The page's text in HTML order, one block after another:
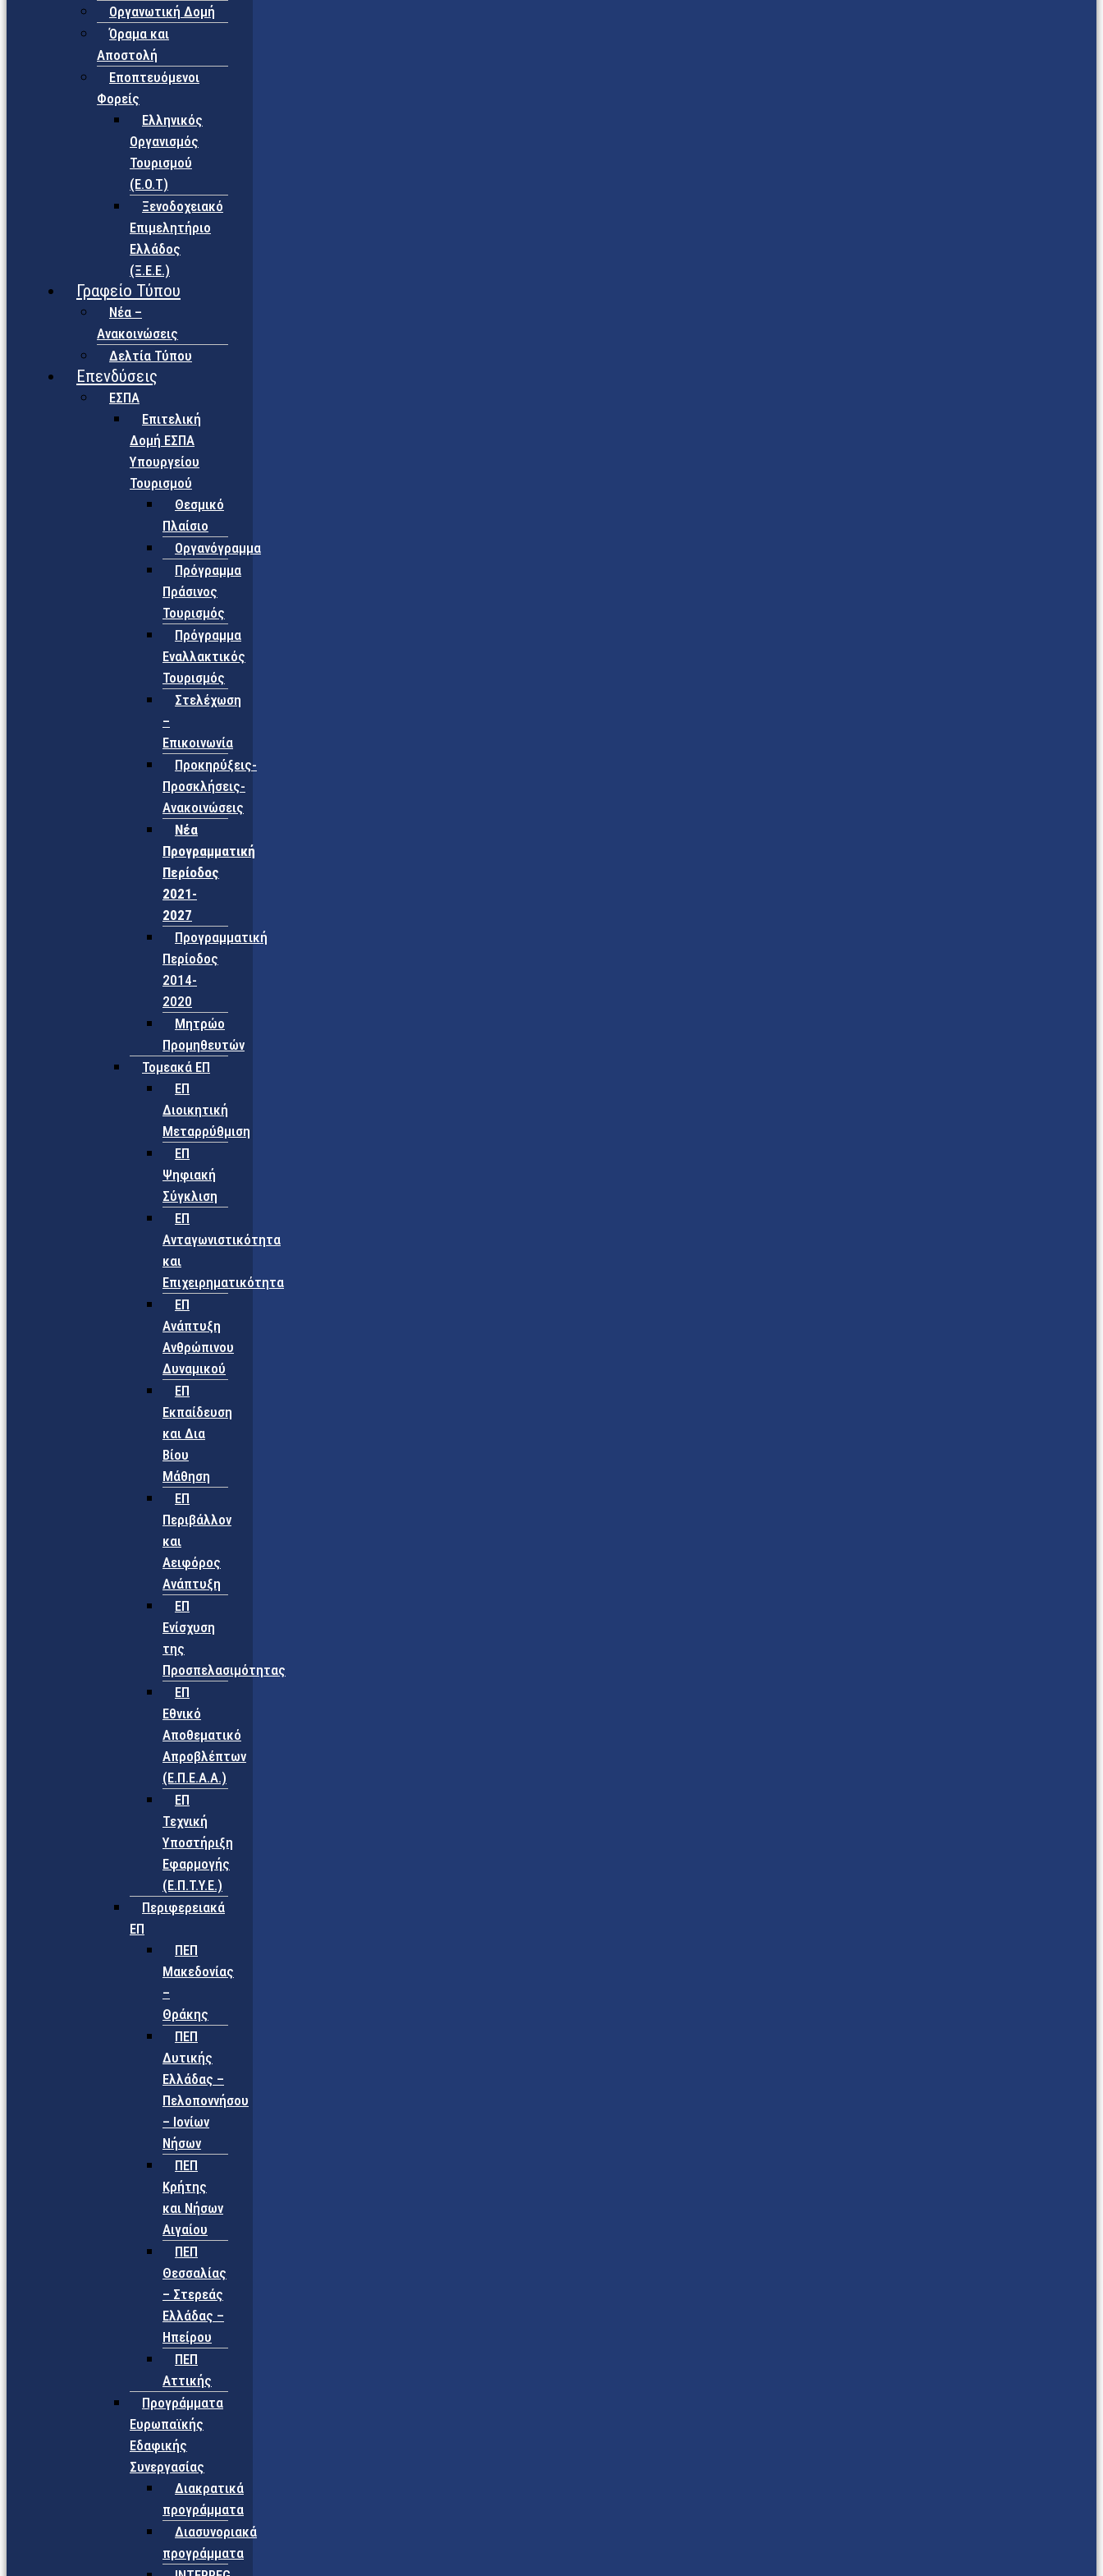
Οργανωτική Δομή
Όραμα και
Αποστολή
Εποπτευόμενοι
Φορείς
Eλληνικός
Οργανισμός
Τουρισμού
(Ε.Ο.Τ)
Ξενοδοχειακό
Επιμελητήριο
Ελλάδος
(Ξ.Ε.Ε.)
Γραφείο Τύπου
Νέα –
Ανακοινώσεις
Δελτία Τύπου
Επενδύσεις
ΕΣΠΑ
Επιτελική
Δομή ΕΣΠΑ
Υπουργείου
Τουρισμού
Θεσμικό
Πλαίσιο
Οργανόγραμμα
Πρόγραμμα
Πράσινος
Τουρισμός
Πρόγραμμα
Εναλλακτικός
Τουρισμός
Στελέχωση
–
Επικοινωνία
Προκηρύξεις-
Προσκλήσεις-
Ανακοινώσεις
Νέα
Προγραμματική
Περίοδος
2021-
2027
Προγραμματική
Περίοδος
2014-
2020
Μητρώο
Προμηθευτών
Τομεακά ΕΠ
ΕΠ
Διοικητική
Μεταρρύθμιση
ΕΠ
Ψηφιακή
Σύγκλιση
ΕΠ
Ανταγωνιστικότητα
και
Επιχειρηματικότητα
ΕΠ
Ανάπτυξη
Ανθρώπινου
Δυναμικού
ΕΠ
Εκπαίδευση
και Δια
Βίου
Μάθηση
ΕΠ
Περιβάλλον
και
Αειφόρος
Ανάπτυξη
ΕΠ
Ενίσχυση
της
Προσπελασιμότητας
ΕΠ
Εθνικό
Αποθεματικό
Απροβλέπτων
(Ε.Π.Ε.Α.Α.)
ΕΠ
Τεχνική
Υποστήριξη
Εφαρμογής
(Ε.Π.Τ.Υ.Ε.)
Περιφερειακά
ΕΠ
ΠΕΠ
Μακεδονίας
–
Θράκης
ΠΕΠ
Δυτικής
Ελλάδας –
Πελοποννήσου
– Ιονίων
Νήσων
ΠΕΠ
Κρήτης
και Νήσων
Αιγαίου
ΠΕΠ
Θεσσαλίας
– Στερεάς
Ελλάδας –
Ηπείρου
ΠΕΠ
Αττικής
Προγράμματα
Ευρωπαϊκής
Εδαφικής
Συνεργασίας
Διακρατικά
προγράμματα
Διασυνοριακά
προγράμματα